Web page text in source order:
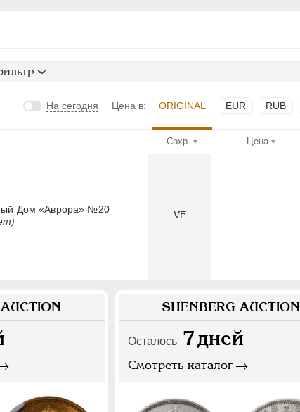
На сегодня Цена в: ORIGINAL EUR RUB
Сохр. Цена
Дом «Аврора» №20
VF -
SHENBERG AUCTION
Осталось 7дней
Смотреть каталог